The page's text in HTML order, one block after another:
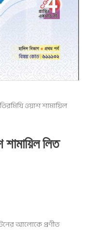
ওয়াশ শামায়িল
লিত
আলোকে প্রণীত